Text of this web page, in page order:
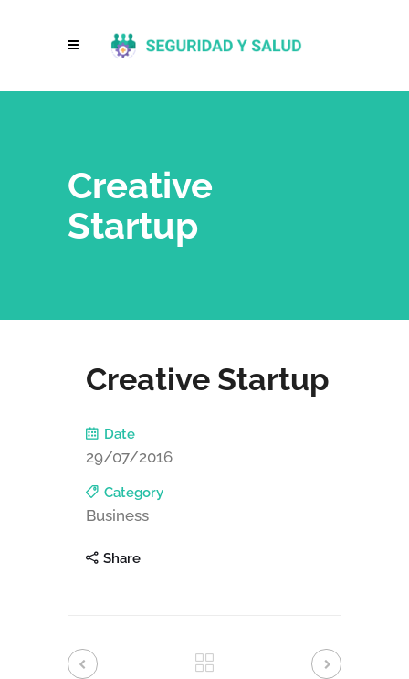
Creative
Startup
Creative Startup
Date
29/07/2016
Category
Business
Share